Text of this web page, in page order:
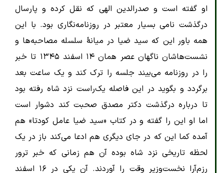
او گفته است و صدرالدین الهی که نقل کرده و پارسال
درگذشت نامی بسیار معتبر در روزنامه‌نگاری بود. با این
همه باور این که سید ضیا در میانۀ سلسله مصاحبه‌ها و
نشست‌هاشان ناگهان عصر همان ۱۴ اسفند ۱۳۴۵ تا خبر
را در روزنامه می‌بیند جلسه را ترک کند و یک ساعت بعد
برگردد و بگوید در این فاصله یک‌راست نزد شاه رفته بود
تا درباره درگذشت دکتر مصدق صحبت کند دشوار است
اما او این را گفته و در کتاب «سید ضیا عامل کودتا»‌ هم
آمده کما این که در جای دیگری هم ادعا می‌کند باز در یک
لحظه تاریخی نزد شاه بوده آن هم زمانی که خبر ترور
رزم‌آرا نخست‌وزیر وقت را آوردند. آن یکی در ۱۶ اسفند